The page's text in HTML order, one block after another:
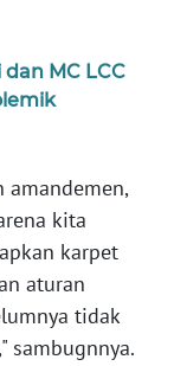
MC LCC
amandemen,
kita
karpet
aturan
tidak
sambugnnya.